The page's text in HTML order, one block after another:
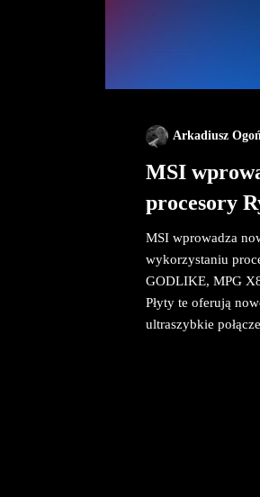
Arkadiusz
MSI
procesory
MSI wprowadza
wykorzystaniu
GODLIKE, MPG
Płyty te oferują
ultraszybkie